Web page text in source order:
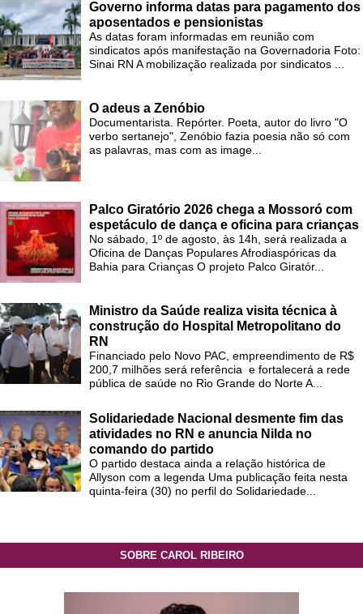
Governo informa datas para pagamento dos
aposentados e pensionistas
As datas foram informadas em reunião com
sindicatos após manifestação na Governadoria Foto:
Sinai RN A mobilização realizada por sindicatos ...
O adeus a Zenóbio
Documentarista. Repórter. Poeta, autor do livro "O
verbo sertanejo", Zenóbio fazia poesia não só com
as palavras, mas com as image...
Palco Giratório 2026 chega a Mossoró com
espetáculo de dança e oficina para crianças
No sábado, 1º de agosto, às 14h, será realizada a
Oficina de Danças Populares Afrodiaspóricas da
Bahia para Crianças O projeto Palco Giratór...
Ministro da Saúde realiza visita técnica à
construção do Hospital Metropolitano do
RN
Financiado pelo Novo PAC, empreendimento de R$
200,7 milhões será referência e fortalecerá a rede
pública de saúde no Rio Grande do Norte A...
Solidariedade Nacional desmente fim das
atividades no RN e anuncia Nilda no
comando do partido
O partido destaca ainda a relação histórica de
Allyson com a legenda Uma publicação feita nesta
quinta-feira (30) no perfil do Solidariedade...
SOBRE CAROL RIBEIRO